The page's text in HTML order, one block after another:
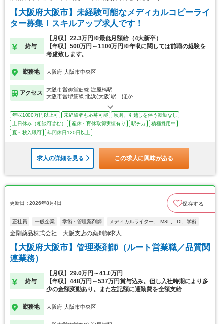
【大阪府大阪市】未経験可能なメディカルコピーライ
ター募集！スキルアップ求人です！
給与
【月収】22.3万円※最低月額給（4大新卒）
【年収】500万円～1100万円※年収に関しては前職の経験を
考慮致します。
勤務地 大阪府 大阪市中央区
アクセス
大阪市営御堂筋線 淀屋橋駅
大阪市営堺筋線 北浜(大阪)駅…ほか
年収1000万円以上可 未経験者も応募可能
原則、引越しを伴う転勤なし
土日休み（相談可含む）
産休・育休取得実績有り 駅チカ
積極採用中
夏～秋入職可
年間休日120日以上
求人の詳細を見る この求人に興味がある
更新日：2026年8月4日 保存する
正社員 一般企業 学術・管理薬剤師 メディカルライター、 MSL、 DI、学術
金剛薬品株式会社 大阪支店の薬剤師求人
【大阪府大阪市】管理薬剤師（ルート営業職／品質関
連業務）
給与
【月収】29.0万円～41.0万円
【年収】448万円～537万円賞与込み。但し入社時期により多
少の金額変動あり。また左記額に通勤費を全額支給
勤務地 大阪府 大阪市中央区